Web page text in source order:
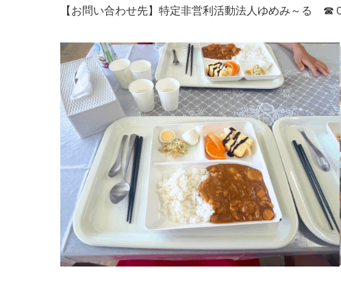
【お問い合わせ先】特定非営利活動法人ゆめみ～る ☎